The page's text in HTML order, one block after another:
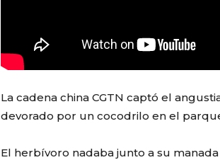
La cadena china CGTN captó el
devorado por un cocodrilo en el
El herbívoro nadaba junto a su